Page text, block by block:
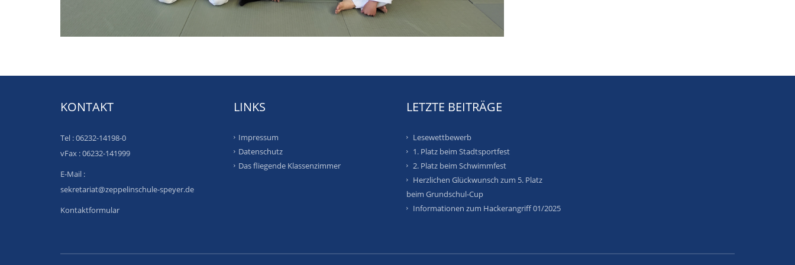
KONTAKT
Tel : 06232-14198-0
vFax : 06232-141999
E-Mail :
sekretariat@zeppelinschule-speyer.de
Kontaktformular
LINKS
Impressum
Datenschutz
Das fliegende Klassenzimmer
LETZTE BEITRÄGE
Lesewettbewerb
1. Platz beim Stadtsportfest
2. Platz beim Schwimmfest
Herzlichen Glückwunsch zum 5. Platz
beim Grundschul-Cup
Informationen zum Hackerangriff 01/2025